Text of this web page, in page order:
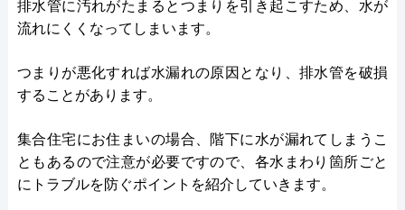
排水管に汚れがたまるとつまりを引き起こすため、水が
流れにくくなってしまいます。
つまりが悪化すれば水漏れの原因となり、排水管を破損
することがあります。
集合住宅にお住まいの場合、階下に水が漏れてしまうこ
ともあるので注意が必要ですので、各水まわり箇所ごと
にトラブルを防ぐポイントを紹介していきます。